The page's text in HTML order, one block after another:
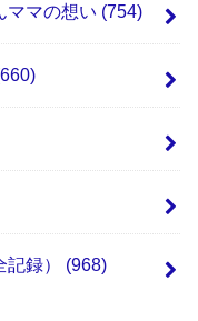
ママの想い (754)
録） (968)